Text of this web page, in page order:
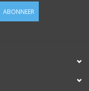
ABONNEER